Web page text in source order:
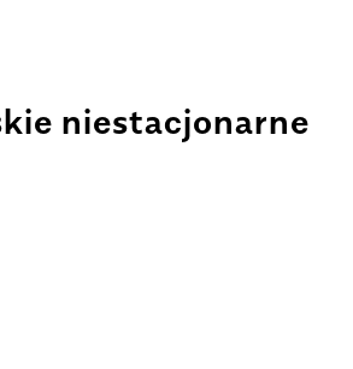
niestacjonarne